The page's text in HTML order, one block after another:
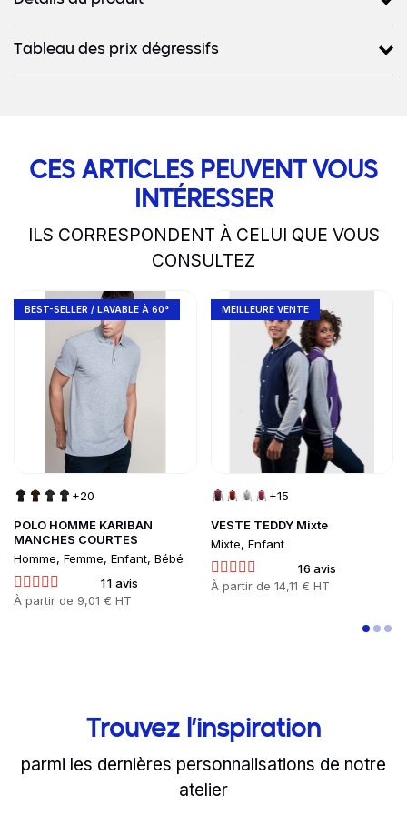
Tableau des prix dégressifs
CES ARTICLES PEUVENT VOUS
INTÉRESSER
ILS CORRESPONDENT À CELUI QUE VOUS
CONSULTEZ
slide1 to 2of 5
POLO HOMME KARIBAN
MANCHES COURTES
Homme, Femme, Enfant, Bébé
11 avis
Prix
À partir de 9,01 € HT
BEST-SELLER / LAVABLE À 60°
+20
Go to product page
VESTE TEDDY Mixte
Mixte, Enfant
16 avis
Prix
À partir de 14,11 € HT
MEILLEURE VENTE
+15
Go to product page
Trouvez l’inspiration
parmi les dernières personnalisations de notre
atelier